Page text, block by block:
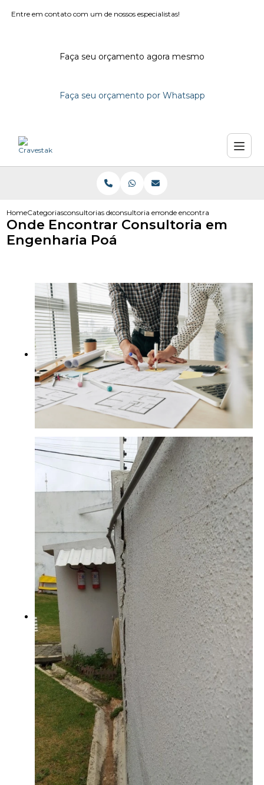
Entre em contato com um de nossos especialistas!
Faça seu orçamento agora mesmo
Faça seu orçamento por Whatsapp
HomeCategoriasconsultorias de engenhariaconsultoria em engenharia civil
onde encontrar consultoria
Onde Encontrar Consultoria em
Engenharia Poá